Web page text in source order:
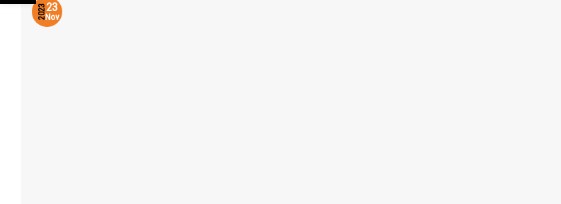
23
Nov
2023